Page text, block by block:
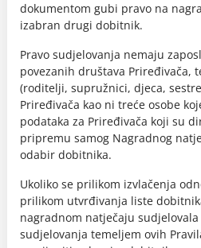
dokumentom gubi pravo na
izabran drugi dobitnik.
Pravo sudjelovanja nemaju
povezanih društava Priređivača,
(roditelji, supružnici, djeca,
Priređivača kao ni treće osobe
podataka za Priređivača koji su
pripremu samog Nagradnog
odabir dobitnika.
Ukoliko se prilikom izvlačenja
prilikom utvrđivanja liste
nagradnom natječaju
sudjelovanja temeljem ovih